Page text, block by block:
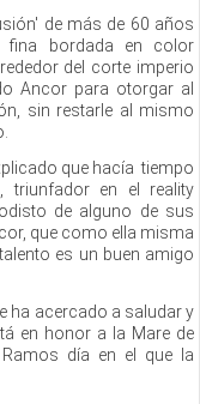
de más de 60 años
fina bordada en color
del corte imperio
Ancor para otorgar al
sin restarle al mismo
que hacía tiempo
triunfador en el reality
de alguno de sus
que como ella misma
es un buen amigo
ha acercado a saludar y
en honor a la Mare de
día en el que la